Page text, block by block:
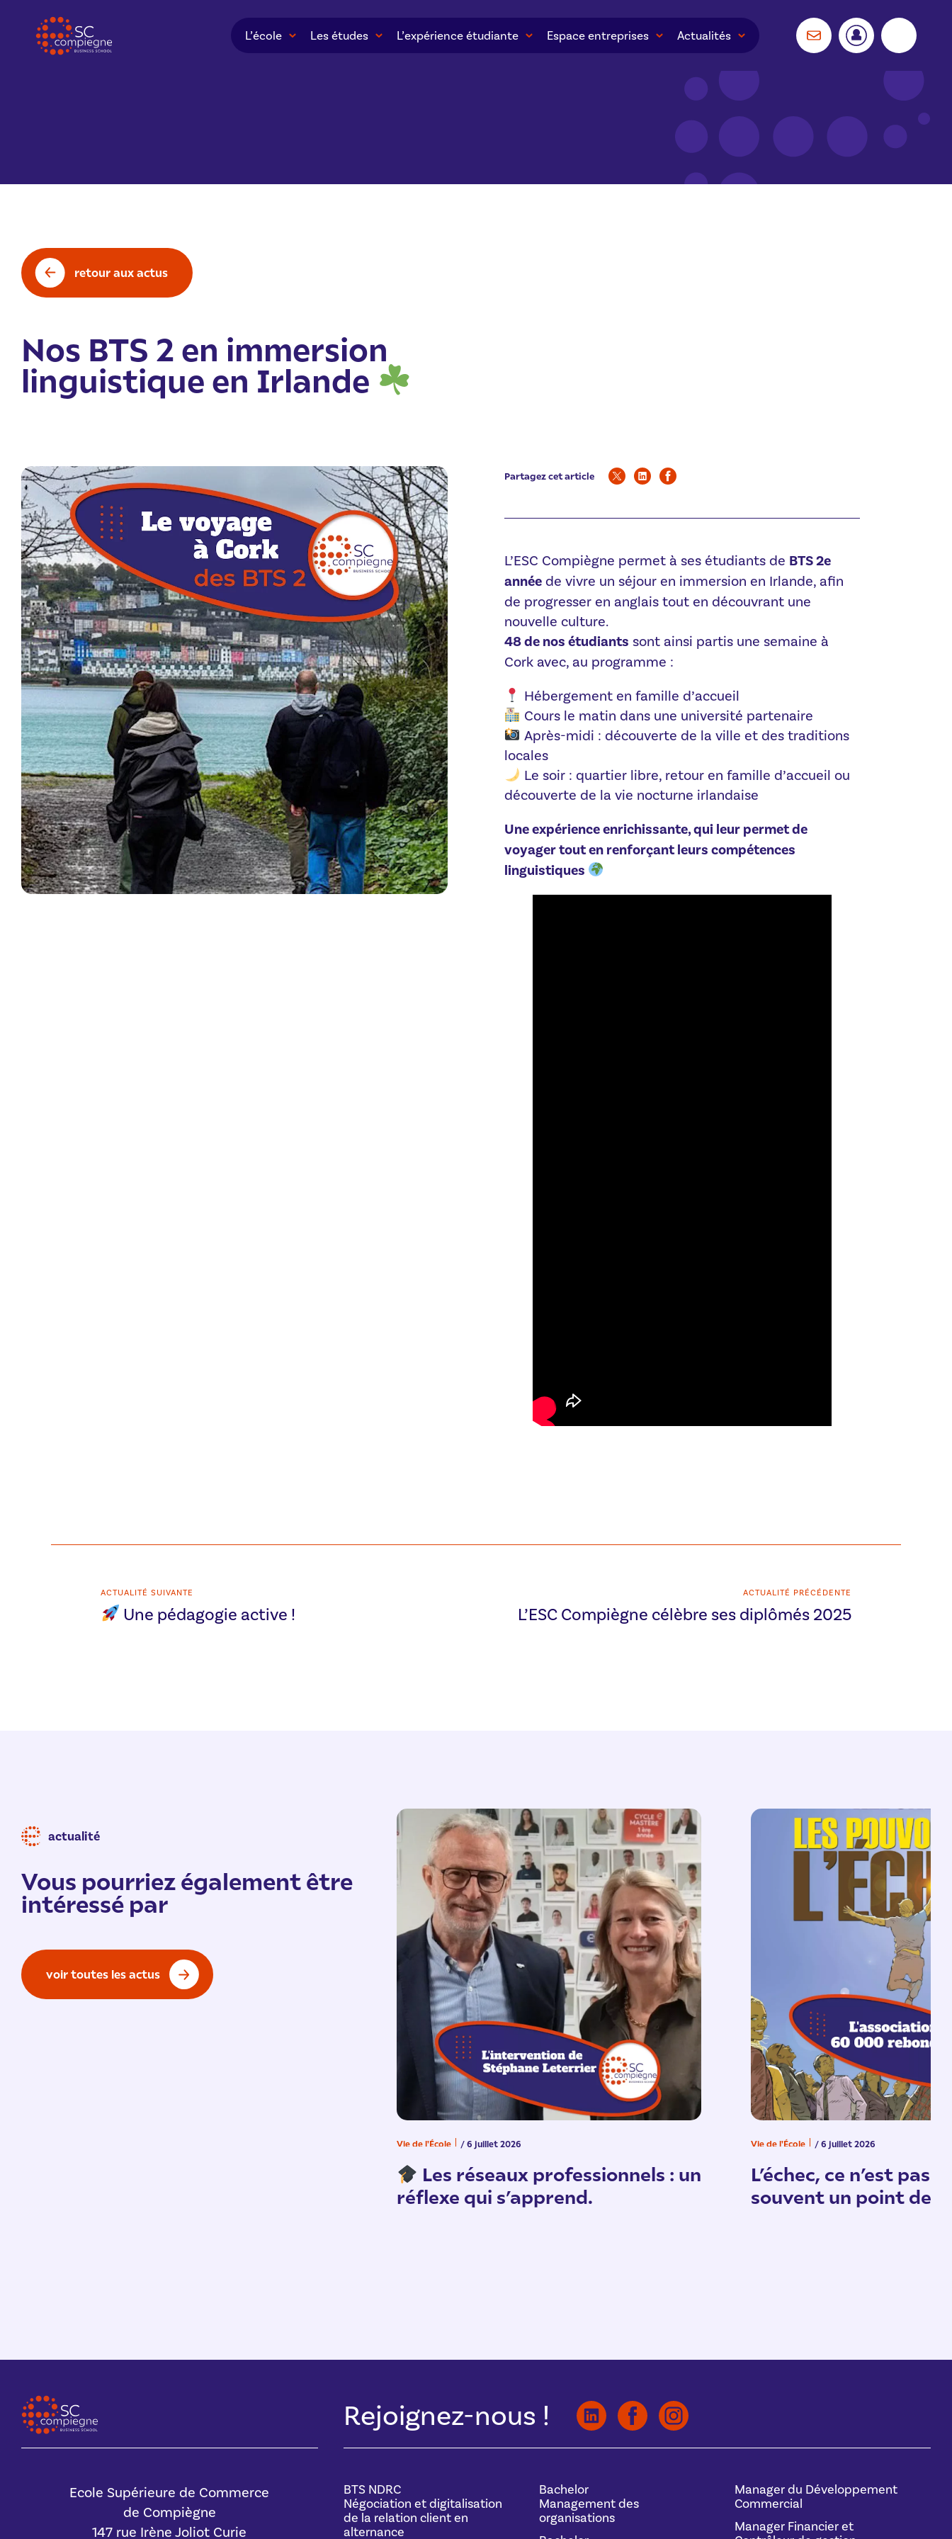
L’école Les études L’expérience étudiante Espace entreprises Actualités
retour aux actus
Nos BTS 2 en immersion
linguistique en Irlande
Partagez cet article
L’ESC Compiègne permet à ses étudiants de BTS 2e
année de vivre un séjour en immersion en Irlande, afin
de progresser en anglais tout en découvrant une
nouvelle culture.
48 de nos étudiants sont ainsi partis une semaine à
Cork avec, au programme :
Hébergement en famille d’accueil
Cours le matin dans une université partenaire
Après-midi : découverte de la ville et des traditions
locales
Le soir : quartier libre, retour en famille d’accueil ou
découverte de la vie nocturne irlandaise
Une expérience enrichissante, qui leur permet de
voyager tout en renforçant leurs compétences
linguistiques
ACTUALITÉ SUIVANTE
Une pédagogie active !
ACTUALITÉ PRÉCÉDENTE
L’ESC Compiègne célèbre ses diplômés 2025
actualité
Vous pourriez également être
intéressé par
voir toutes les actus
Vie de l'École / 6 juillet 2026
Les réseaux professionnels : un
réflexe qui s’apprend.
Vie de l'École / 6 juillet 2026
L’échec, ce n’est pas
souvent un point de
Rejoignez-nous !
Ecole Supérieure de Commerce
de Compiègne
147 rue Irène Joliot Curie
BTS NDRC
Négociation et digitalisation
de la relation client en
alternance
Bachelor
Management des
organisations
Manager du Développement
Commercial
Manager Financier et